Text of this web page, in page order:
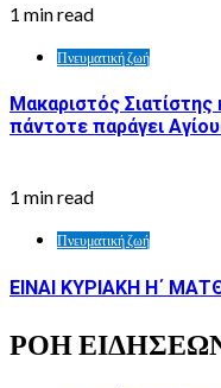
1 min read
Πνευματική ζωή
Μακαριστός
πάντοτε παράγει
1 min read
Πνευματική ζωή
ΕΙΝΑΙ ΚΥΡΙΑΚΗ Η΄
ΡΟΗ